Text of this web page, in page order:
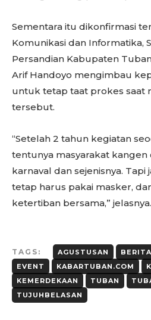
Sementara itu dikonfirmasi
Komunikasi dan Informatika,
Persandian Kabupaten
Arif Handoyo mengimbau
untuk tetap taat prokes saat
tersebut.
“Setelah 2 tahun kegiatan
tentunya masyarakat
karnaval dan sejenisnya.
tetap harus pakai masker,
ketertiban bersama,” jelasnya.
TAGS: AGUSTUSAN
EVENT
KABARTUBAN.COM
KEMERDEKAAN
TUBAN
TUJUHBELASAN